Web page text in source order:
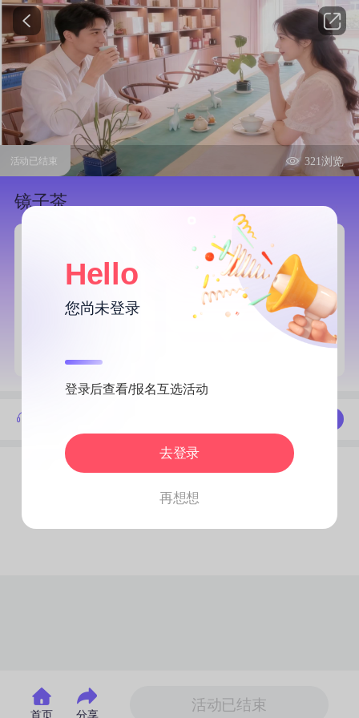
活动已结束 321浏览
镜子茶
02/14 星期六 I 13:00
点：
江苏南京市秦淮区五老村街道远洋国际中心
南区9楼913
江苏南京秦淮区
已报名0人
活动详情
首页 分享
活动已结束
Hello
您尚未登录
登录后查看/报名互选活动
去登录
再想想